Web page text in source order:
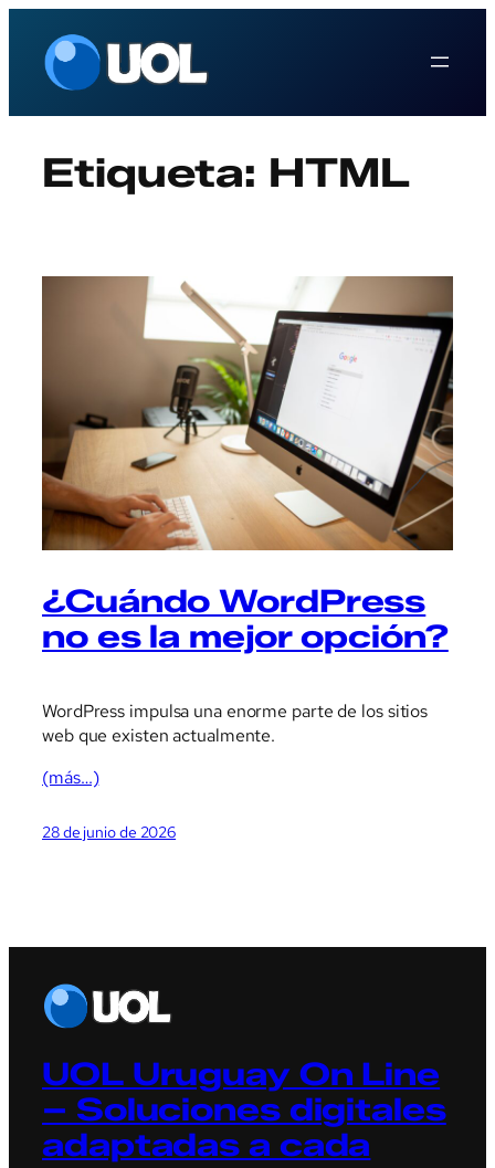
contenido
Etiqueta: HTML
¿Cuándo WordPress
no es la mejor opción?
WordPress impulsa una enorme parte de los sitios
web que existen actualmente.
(más…)
28 de junio de 2026
UOL Uruguay On Line
– Soluciones digitales
adaptadas a cada